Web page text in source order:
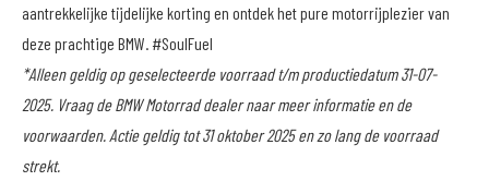
aantrekkelijke tijdelijke korting en ontdek het pure motorrijplezier van
deze prachtige BMW. #SoulFuel
*Alleen geldig op geselecteerde voorraad t/m productiedatum 31-07-
2025. Vraag de BMW Motorrad dealer naar meer informatie en de
voorwaarden. Actie geldig tot 31 oktober 2025 en zo lang de voorraad
strekt.